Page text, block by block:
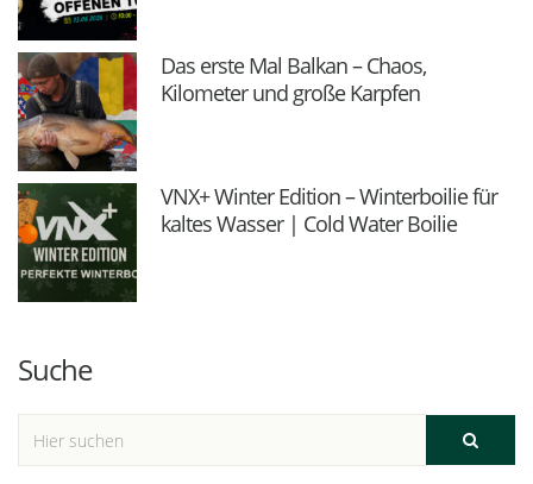
Das erste Mal Balkan – Chaos,
Kilometer und große Karpfen
VNX+ Winter Edition – Winterboilie für
kaltes Wasser | Cold Water Boilie
Suche